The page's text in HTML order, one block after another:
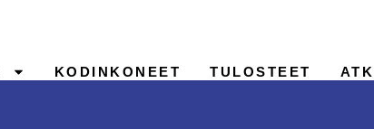
KODINKONEET TULOSTEET